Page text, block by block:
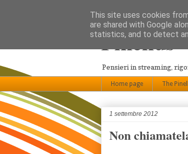
Pinellus
Pensieri in streaming,
Home page The
1 settembre 2012
Non
This site uses cookies
are shared with Google
statistics, and to detect